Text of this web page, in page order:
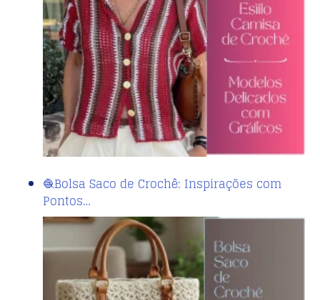
🧶Bolsa Saco de Crochê: Inspirações com
Pontos…